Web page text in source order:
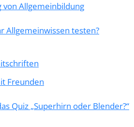
von Allgemeinbildung
Allgemeinwissen testen?
Freunden
Quiz „Superhirn oder Blender?“